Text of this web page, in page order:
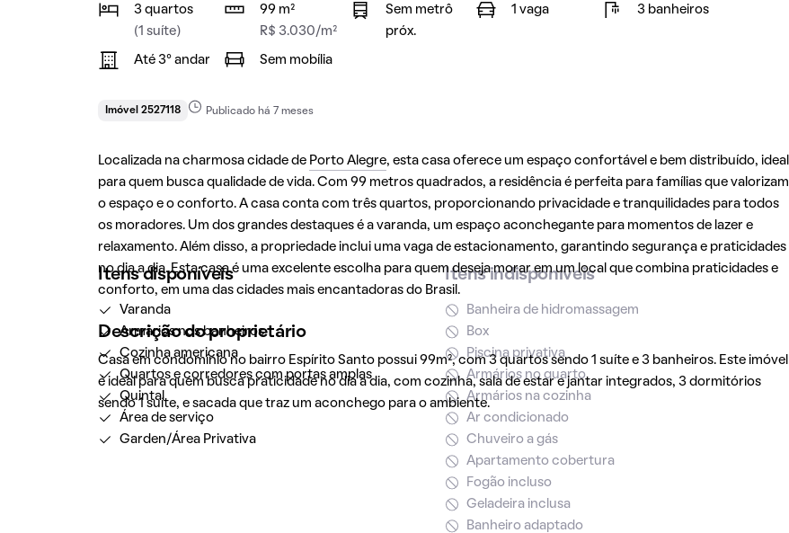
3 quartos
(1 suíte)
99 m²
R$ 3.030/m²
Sem metrô
próx.
1 vaga 3 banheiros
Até 3° andar Sem mobília
Imóvel 2527118 Publicado há 7 meses
Localizada na charmosa cidade de Porto Alegre, esta casa oferece um espaço confortável e bem distribuído, ideal
para quem busca qualidade de vida. Com 99 metros quadrados, a residência é perfeita para famílias que valorizam
o espaço e o conforto. A casa conta com três quartos, proporcionando privacidade e tranquilidades para todos
os moradores. Um dos grandes destaques é a varanda, um espaço aconchegante para momentos de lazer e
relaxamento. Além disso, a propriedade inclui uma vaga de estacionamento, garantindo segurança e praticidades
no dia a dia. Esta casa é uma excelente escolha para quem deseja morar em um local que combina praticidades e
conforto, em uma das cidades mais encantadoras do Brasil.
Descrição do proprietário
Casa em condomínio no bairro Espírito Santo possui 99m², com 3 quartos sendo 1 suíte e 3 banheiros. Este imóvel
é ideal para quem busca praticidade no dia a dia, com cozinha, sala de estar e jantar integrados, 3 dormitórios
sendo 1 suíte, e sacada que traz um aconchego para o ambiente.
Itens disponíveis
Varanda
Armários nos banheiros
Cozinha americana
Quartos e corredores com portas amplas
Quintal
Área de serviço
Garden/Área Privativa
Itens indisponíveis
Banheira de hidromassagem
Box
Piscina privativa
Armários no quarto
Armários na cozinha
Ar condicionado
Chuveiro a gás
Apartamento cobertura
Fogão incluso
Geladeira inclusa
Banheiro adaptado